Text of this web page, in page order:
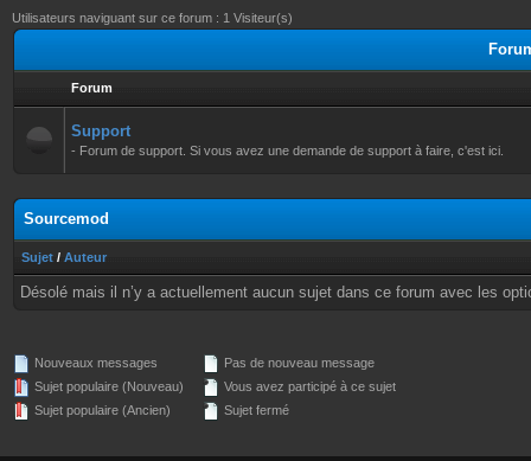
Utilisateurs naviguant sur ce forum : 1 Visiteur(s)
Forum
Support
- Forum de support. Si vous avez une demande de support à faire, c'est ici.
Sourcemod
Sujet / Auteur
Désolé mais il n’y a actuellement aucun sujet dans ce forum avec les
Nouveaux messages
Sujet populaire (Nouveau)
Sujet populaire (Ancien)
Pas de nouveau message
Vous avez participé à ce sujet
Sujet fermé